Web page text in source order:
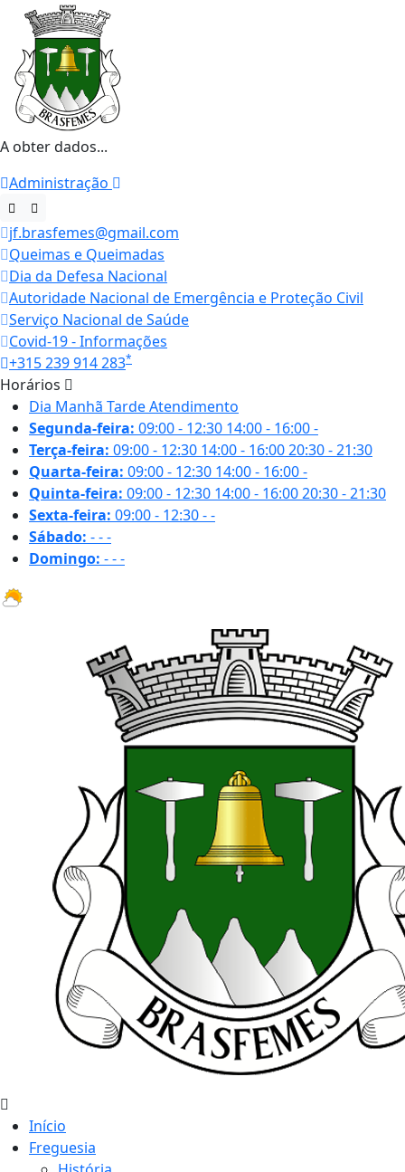
A obter dados...
Administração
jf.brasfemes@gmail.com
Queimas e Queimadas
Dia da Defesa Nacional
Autoridade Nacional de Emergência e Proteção Civil
Serviço Nacional de Saúde
Covid-19 - Informações
+315 239 914 283*
Horários
Dia Manhã TardeAtendimento
Segunda-feira: 09:00 - 12:30 14:00 - 16:00-
Terça-feira: 09:00 - 12:30 14:00 - 16:0020:30 - 21:30
Quarta-feira: 09:00 - 12:30 14:00 - 16:00-
Quinta-feira: 09:00 - 12:30 14:00 - 16:0020:30 - 21:30
Sexta-feira: 09:00 - 12:30--
Sábado: ---
Domingo: ---
Início
Freguesia